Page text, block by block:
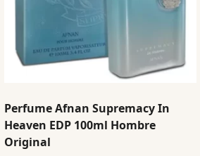
Perfume Afnan Supremacy In
Heaven EDP 100ml Hombre
Original